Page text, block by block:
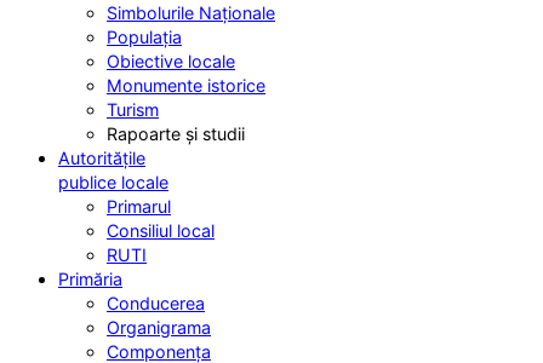
Simbolurile Naționale
Populația
Obiective locale
Monumente istorice
Turism
Rapoarte și studii
Autoritățile
publice locale
Primarul
Consiliul local
RUTI
Primăria
Conducerea
Organigrama
Componența